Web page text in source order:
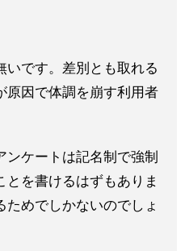
いです。差別とも取れる
原因で体調を崩す利用者
ンケートは記名制で強制
を書けるはずもありま
めでしかないのでしょ